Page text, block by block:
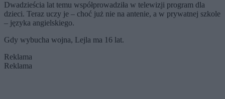
Dwadzieścia lat temu współprowadziła w telewizji program dla
dzieci. Teraz uczy je – choć już nie na antenie, a w prywatnej szkole
– języka angielskiego.
Gdy wybucha wojna, Lejla ma 16 lat.
Reklama
Reklama